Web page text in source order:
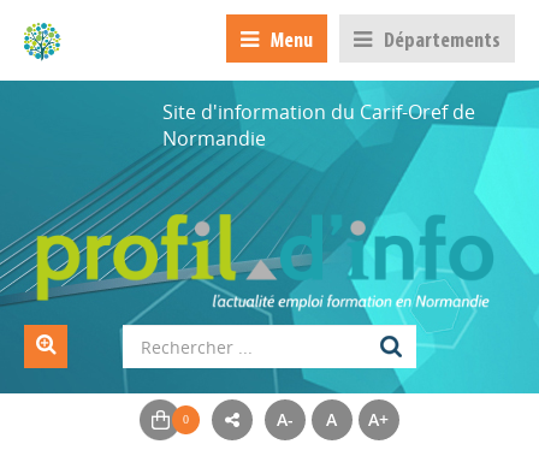
Menu Départements
Site d'information du Carif-Oref de
Normandie
A- A A+